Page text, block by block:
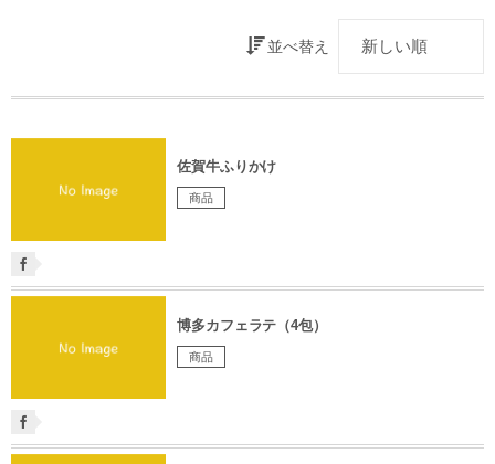
並べ替え
佐賀牛ふりかけ
商品
博多カフェラテ（4包）
商品